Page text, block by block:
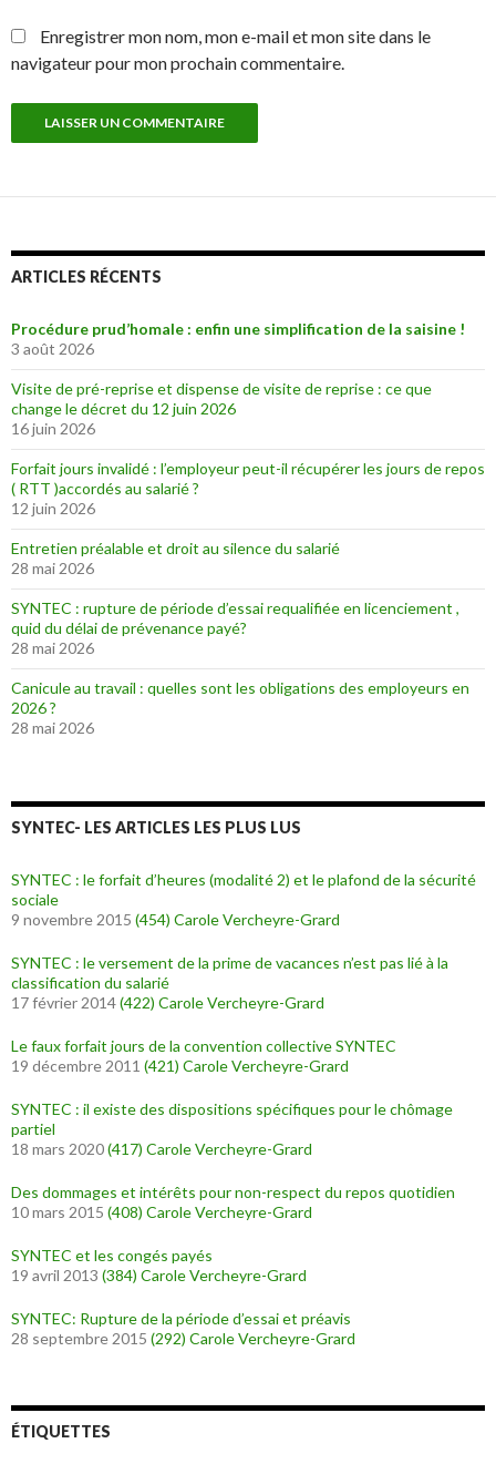
Enregistrer mon nom, mon e-mail et mon site dans le
navigateur pour mon prochain commentaire.
ARTICLES RÉCENTS
Procédure prud’homale : enfin une simplification de la saisine !
3 août 2026
Visite de pré-reprise et dispense de visite de reprise : ce que
change le décret du 12 juin 2026
16 juin 2026
Forfait jours invalidé : l’employeur peut-il récupérer les jours de repos
( RTT )accordés au salarié ?
12 juin 2026
Entretien préalable et droit au silence du salarié
28 mai 2026
SYNTEC : rupture de période d’essai requalifiée en licenciement ,
quid du délai de prévenance payé?
28 mai 2026
Canicule au travail : quelles sont les obligations des employeurs en
2026 ?
28 mai 2026
SYNTEC- LES ARTICLES LES PLUS LUS
SYNTEC : le forfait d’heures (modalité 2) et le plafond de la sécurité
sociale
9 novembre 2015 (454) Carole Vercheyre-Grard
SYNTEC : le versement de la prime de vacances n’est pas lié à la
classification du salarié
17 février 2014(422) Carole Vercheyre-Grard
Le faux forfait jours de la convention collective SYNTEC
19 décembre 2011 (421) Carole Vercheyre-Grard
SYNTEC : il existe des dispositions spécifiques pour le chômage
partiel
18 mars 2020(417) Carole Vercheyre-Grard
Des dommages et intérêts pour non-respect du repos quotidien
10 mars 2015 (408) Carole Vercheyre-Grard
SYNTEC et les congés payés
19 avril 2013 (384) Carole Vercheyre-Grard
SYNTEC: Rupture de la période d’essai et préavis
28 septembre 2015 (292) Carole Vercheyre-Grard
ÉTIQUETTES